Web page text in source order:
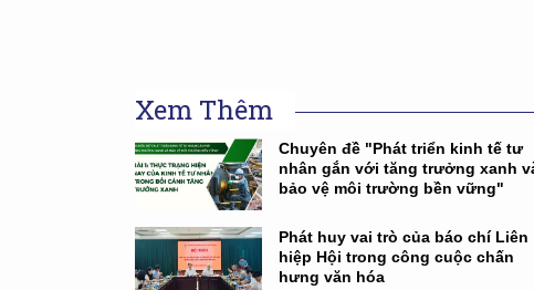
Xem Thêm
Chuyên đề "Phát triển kinh tế tư
nhân gắn với tăng trưởng xanh
bảo vệ môi trường bền vững"
Phát huy vai trò của báo chí Liên
hiệp Hội trong công cuộc chấn
hưng văn hóa